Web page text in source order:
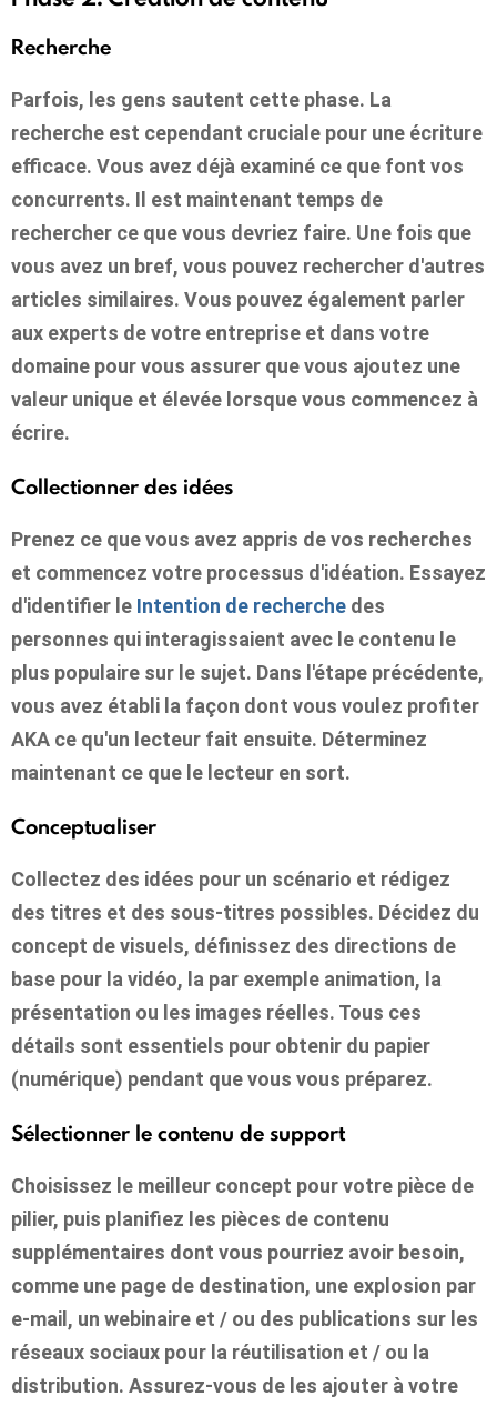
Recherche
Parfois, les gens sautent cette phase. La
recherche est cependant cruciale pour une écriture
efficace. Vous avez déjà examiné ce que font vos
concurrents. Il est maintenant temps de
rechercher ce que vous devriez faire. Une fois que
vous avez un bref, vous pouvez rechercher d'autres
articles similaires. Vous pouvez également parler
aux experts de votre entreprise et dans votre
domaine pour vous assurer que vous ajoutez une
valeur unique et élevée lorsque vous commencez à
écrire.
Collectionner des idées
Prenez ce que vous avez appris de vos recherches
et commencez votre processus d'idéation. Essayez
d'identifier le Intention de recherche des
personnes qui interagissaient avec le contenu le
plus populaire sur le sujet. Dans l'étape précédente,
vous avez établi la façon dont vous voulez profiter
AKA ce qu'un lecteur fait ensuite. Déterminez
maintenant ce que le lecteur en sort.
Conceptualiser
Collectez des idées pour un scénario et rédigez
des titres et des sous-titres possibles. Décidez du
concept de visuels, définissez des directions de
base pour la vidéo, la par exemple animation, la
présentation ou les images réelles. Tous ces
détails sont essentiels pour obtenir du papier
(numérique) pendant que vous vous préparez.
Sélectionner le contenu de support
Choisissez le meilleur concept pour votre pièce de
pilier, puis planifiez les pièces de contenu
supplémentaires dont vous pourriez avoir besoin,
comme une page de destination, une explosion par
e-mail, un webinaire et / ou des publications sur les
réseaux sociaux pour la réutilisation et / ou la
distribution. Assurez-vous de les ajouter à votre